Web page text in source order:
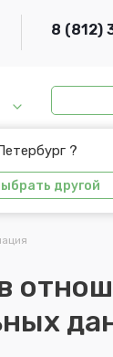
8 (812)
?
другой